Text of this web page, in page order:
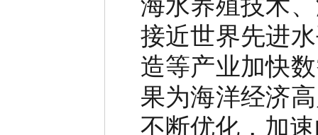
海水养殖技术
接近世界先进
造等产业加快
果为海洋经济
不断优化，加